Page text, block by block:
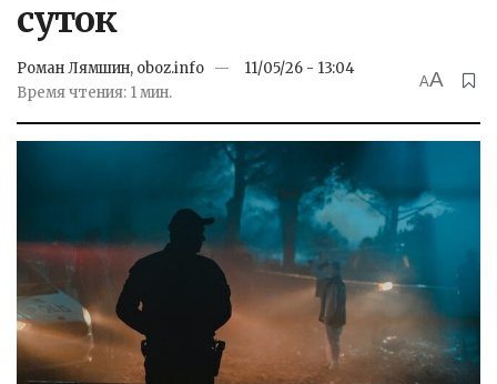
суток
Роман Лямшин, oboz.info
11/05/26 - 13:04
Время чтения: 1 мин.
AA